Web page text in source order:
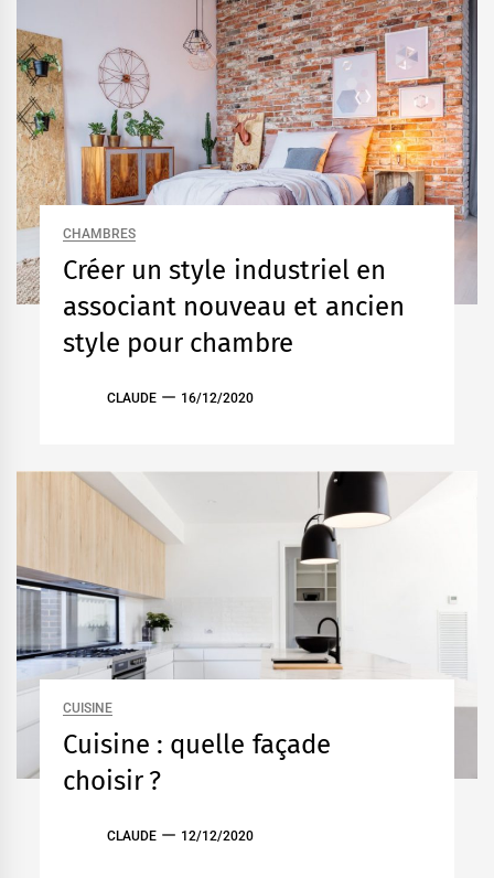
CHAMBRES
Créer un style industriel en
associant nouveau et ancien
style pour chambre
CLAUDE 16/12/2020
CUISINE
Cuisine : quelle façade
choisir ?
CLAUDE 12/12/2020